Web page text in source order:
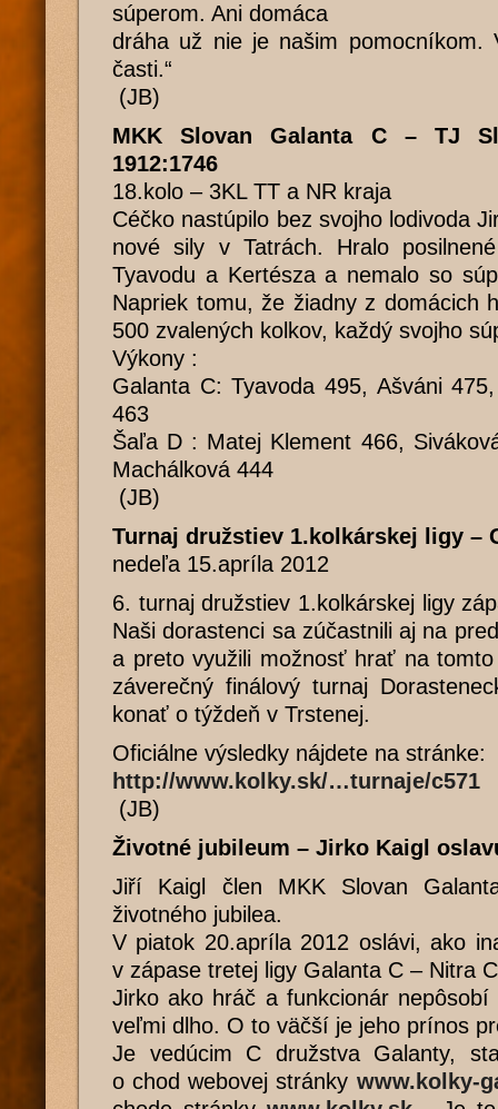
súperom. Ani domáca
dráha už nie je našim pomocníkom.
časti.“
(JB)
MKK Slovan Galanta C – TJ
1912:1746
18.kolo – 3KL TT a NR kraja
Céčko nastúpilo bez svojho lodivoda
nové sily v Tatrách. Hralo
Tyavodu a Kertésza a nemalo so
Napriek tomu, že žiadny z domácich
500 zvalených kolkov, každý svojho
Výkony :
Galanta C: Tyavoda 495, Ašváni
463
Šaľa D : Matej Klement 466,
Machálková 444
(JB)
Turnaj družstiev 1.kolkárskej ligy –
nedeľa 15.apríla 2012
6. turnaj družstiev 1.kolkárskej ligy
Naši dorastenci sa zúčastnili aj na
a preto využili možnosť hrať na
záverečný finálový turnaj
konať o týždeň v Trstenej.
Oficiálne výsledky nájdete na stránke:
http://www.kolky.sk/…turnaje/c571
(JB)
Životné jubileum – Jirko Kaigl
Jiří Kaigl člen MKK Slovan
životného jubilea.
V piatok 20.apríla 2012 oslávi, ako
v zápase tretej ligy Galanta C – Nitra
Jirko ako hráč a funkcionár
veľmi dlho. O to väčší je jeho prínos
Je vedúcim C družstva Galanty,
o chod webovej stránky www.kolky-